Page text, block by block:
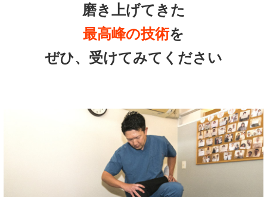
磨き上げてきた
最高峰の技術を
ぜひ、受けてみてください